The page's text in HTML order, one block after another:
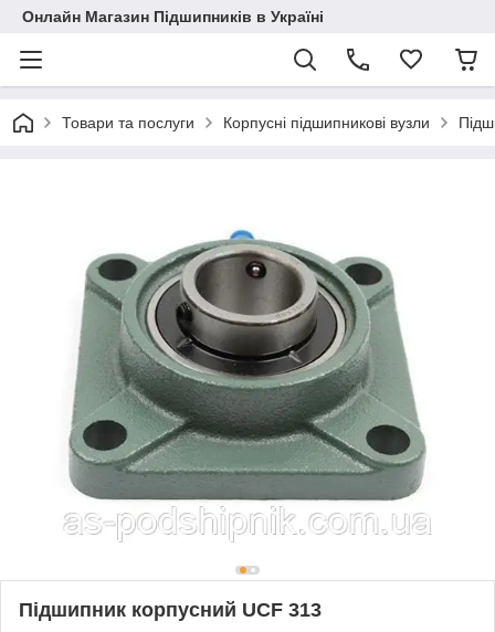
Онлайн Магазин Підшипників в Україні
Товари та послуги Корпусні підшипникові вузли
Підшипник корпусний UCF 313